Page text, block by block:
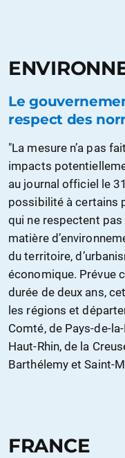
Le
respect des
"La mesure n’a pas
impacts
au journal officiel le
possibilité à certains
qui ne respectent
matière
du territoire,
économique. Prévue
durée de deux ans,
les régions et
Comté, de Pays-de-
Haut-Rhin, de la
Barthélemy et Saint-
FRANCE